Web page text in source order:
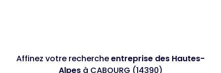
Affinez votre rechercheentreprise des Hautes-
Alpesà CABOURG (14390)